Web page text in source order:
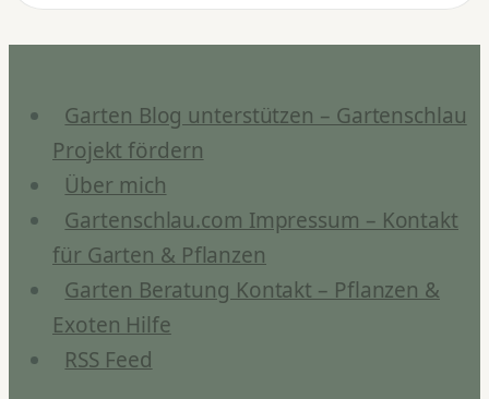
Überdüngung?
Garten Blog unterstützen – Gartenschlau
Projekt fördern
Über mich
Gartenschlau.com Impressum – Kontakt
für Garten & Pflanzen
Garten Beratung Kontakt – Pflanzen &
Exoten Hilfe
RSS Feed